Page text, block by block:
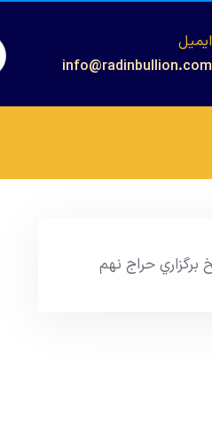
ایمیل
info@radinbullion.com